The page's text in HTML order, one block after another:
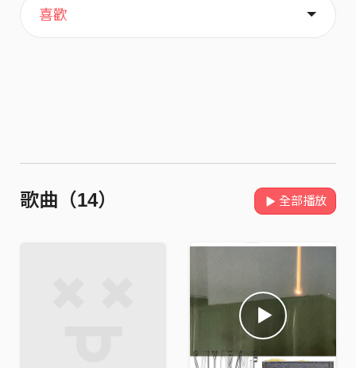
主頁
喜歡
關於
歌曲（14） 全部播放